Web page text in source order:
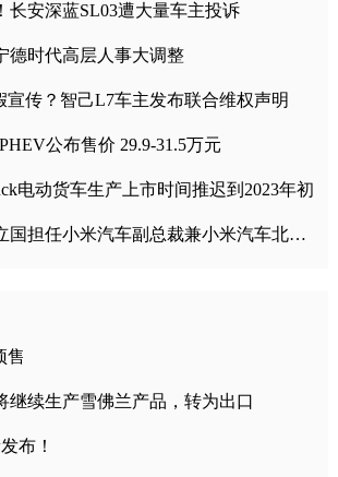
长安深蓝SL03遭大量车主投诉
德时代高层人事大调整
宣传？智己L7车主发布联合维权声明
公布售价 29.9-31.5万元
电动货车生产上市时间推迟到2023年初
小米集团任命于立国担任小米汽车副总裁兼小米汽车北京总部政委
售
继续生产雪佛兰产品，转为出口
布！